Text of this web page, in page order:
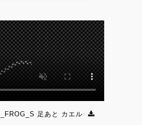
足あと カエル